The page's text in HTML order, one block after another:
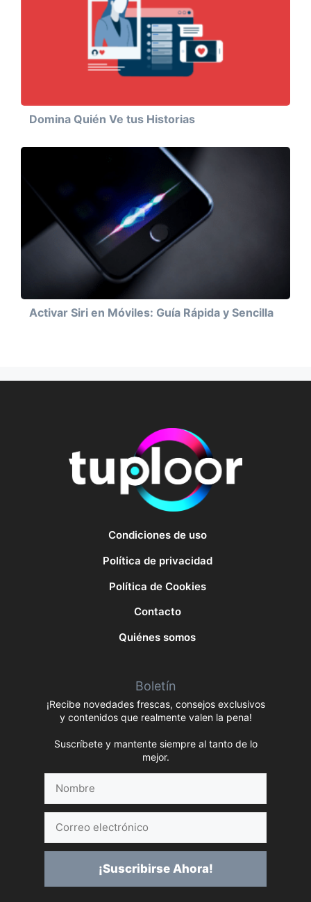
Domina Quién Ve tus Historias
Activar Siri en Móviles: Guía Rápida y Sencilla
Condiciones de uso
Política de privacidad
Política de Cookies
Contacto
Quiénes somos
Boletín
¡Recibe novedades frescas, consejos exclusivos
y contenidos que realmente valen la pena!
Suscríbete y mantente siempre al tanto de lo
mejor.
electrónico
¡Suscribirse Ahora!